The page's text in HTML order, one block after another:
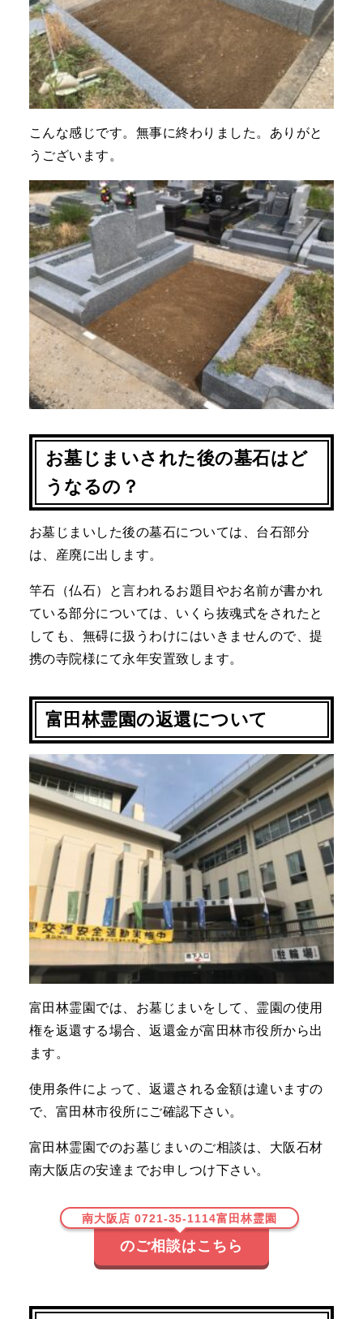
こんな感じです。無事に終わりました。ありがと
うございます。
お墓じまいされた後の墓石はど
うなるの？
お墓じまいした後の墓石については、台石部分
は、産廃に出します。
竿石（仏石）と言われるお題目やお名前が書かれ
ている部分については、いくら抜魂式をされたと
しても、無碍に扱うわけにはいきませんので、提
携の寺院様にて永年安置致します。
富田林霊園の返還について
富田林霊園では、お墓じまいをして、霊園の使用
権を返還する場合、返還金が富田林市役所から出
ます。
使用条件によって、返還される金額は違いますの
で、富田林市役所にご確認下さい。
富田林霊園でのお墓じまいのご相談は、大阪石材
南大阪店の安達までお申しつけ下さい。
南大阪店 0721-35-1114富田林霊園
のご相談はこちら